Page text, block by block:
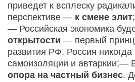
приведет к всплеску
перспективе — к смене элит;
— Российская экономика
открытости — первый
развития РФ. Россия никогда
самоизоляции и автаркии;—
опора на частный бизнес.